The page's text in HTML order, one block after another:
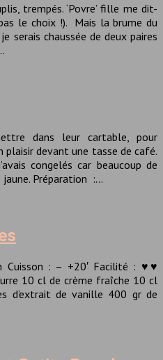
trempés. ‘Povre’ fille me dit-
le choix !). Mais la brume du
serais chaussée de deux paires
dans leur cartable, pour
plaisir devant une tasse de café.
congelés car beaucoup de
jaune. Préparation :…
Cuisson : – +20′ Facilité : ♥♥
10 cl de crème fraîche 10 cl
d’extrait de vanille 400 gr de